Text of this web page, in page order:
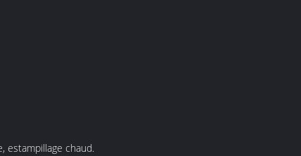
estampillage chaud.